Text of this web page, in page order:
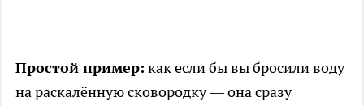
Простой пример: как если бы вы бросили воду
на раскалённую сковородку — она сразу